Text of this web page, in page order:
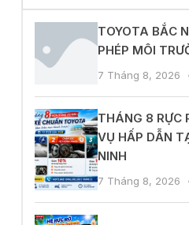
TOYOTA BẮC
PHÉP MÔI
7 Tháng 8, 2026
THÁNG 8 RỰC
VỤ HẤP DẪN
NINH
7 Tháng 8, 2026